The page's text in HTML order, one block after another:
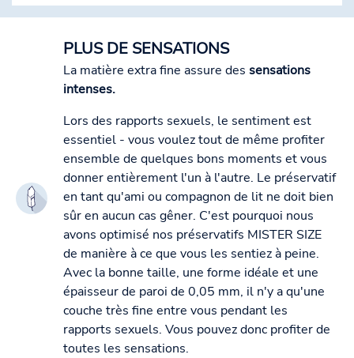
PLUS DE SENSATIONS
La matière extra fine assure des sensations
intenses.
Lors des rapports sexuels, le sentiment est
essentiel - vous voulez tout de même profiter
ensemble de quelques bons moments et vous
donner entièrement l'un à l'autre. Le préservatif
en tant qu'ami ou compagnon de lit ne doit bien
sûr en aucun cas gêner. C'est pourquoi nous
avons optimisé nos préservatifs MISTER SIZE
de manière à ce que vous les sentiez à peine.
Avec la bonne taille, une forme idéale et une
épaisseur de paroi de 0,05 mm, il n'y a qu'une
couche très fine entre vous pendant les
rapports sexuels. Vous pouvez donc profiter de
toutes les sensations.